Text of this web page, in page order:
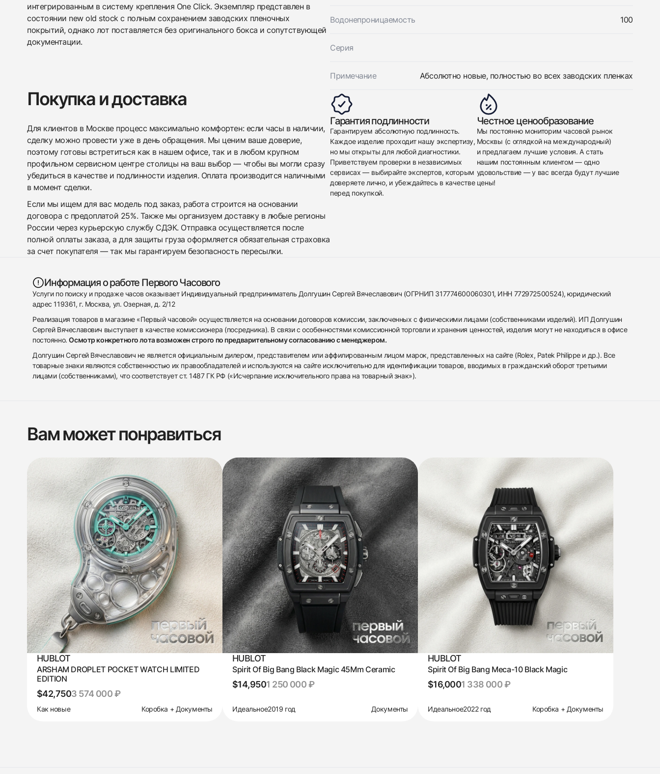
интегрированным в систему крепления One Click. Экземпляр представлен в
состоянии new old stock с полным сохранением заводских пленочных
покрытий, однако лот поставляется без оригинального бокса и сопутствующей
документации.
Водонепроницаемость 100
Серия
Примечание Абсолютно новые, полностью во всех заводских пленках
Покупка и доставка
Для клиентов в Москве процесс максимально комфортен: если часы в наличии,
сделку можно провести уже в день обращения. Мы ценим ваше доверие,
поэтому готовы встретиться как в нашем офисе, так и в любом крупном
профильном сервисном центре столицы на ваш выбор — чтобы вы могли сразу
убедиться в качестве и подлинности изделия. Оплата производится наличными
в момент сделки.
Если мы ищем для вас модель под заказ, работа строится на основании
договора с предоплатой 25%. Также мы организуем доставку в любые регионы
России через курьерскую службу СДЭК. Отправка осуществляется после
полной оплаты заказа, а для защиты груза оформляется обязательная страховка
за счет покупателя — так мы гарантируем безопасность пересылки.
Гарантия подлинности
Гарантируем абсолютную подлинность.
Каждое изделие проходит нашу экспертизу,
но мы открыты для любой диагностики.
Приветствуем проверки в независимых
сервисах — выбирайте экспертов, которым
доверяете лично, и убеждайтесь в качестве
перед покупкой.
Честное ценообразование
Мы постоянно мониторим часовой рынок
Москвы (с оглядкой на международный)
и предлагаем лучшие условия. А стать
нашим постоянным клиентом — одно
удовольствие — у вас всегда будут лучшие
цены!
Информация о работе Первого Часового
Услуги по поиску и продаже часов оказывает Индивидуальный предприниматель Долгушин Сергей Вячеславович (ОГРНИП 317774600060301, ИНН 772972500524), юридический
адрес 119361, г. Москва, ул. Озерная, д. 2/12
Реализация товаров в магазине «Первый часовой» осуществляется на основании договоров комиссии, заключенных с физическими лицами (собственниками изделий). ИП Долгушин
Сергей Вячеславович выступает в качестве комиссионера (посредника). В связи с особенностями комиссионной торговли и хранения ценностей, изделия могут не находиться в офисе
постоянно.Осмотр конкретного лота возможен строго по предварительному согласованию с менеджером.
Долгушин Сергей Вячеславович не является официальным дилером, представителем или аффилированным лицом марок, представленных на сайте (Rolex, Patek Philippe и др.). Все
товарные знаки являются собственностью их правообладателей и используются на сайте исключительно для идентификации товаров, вводимых в гражданский оборот третьими
лицами (собственниками), что соответствует ст. 1487 ГК РФ («Исчерпание исключительного права на товарный знак»).
Приложите фото ваших часов…
Вам может понравиться
HUBLOT
ARSHAM DROPLET POCKET WATCH LIMITED
EDITION
$42,7503 574 000 ₽
Как новые Коробка + Документы
HUBLOT
Spirit Of Big Bang Black Magic 45Mm Ceramic
$14,9501 250 000 ₽
Идеальное2019 год Документы
HUBLOT
Spirit Of Big Bang Meca-10 Black Magic
$16,0001 338 000 ₽
Идеальное2022 год Коробка + Документы